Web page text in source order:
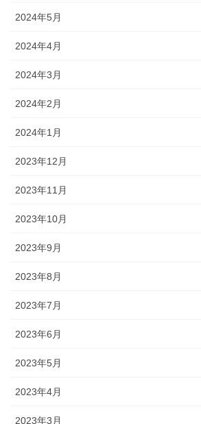
2024年5月
2024年4月
2024年3月
2024年2月
2024年1月
2023年12月
2023年11月
2023年10月
2023年9月
2023年8月
2023年7月
2023年6月
2023年5月
2023年4月
2023年3月